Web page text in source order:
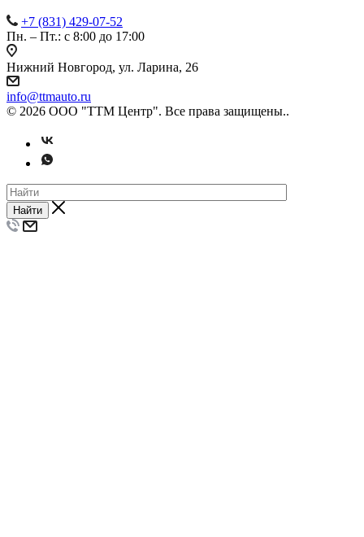
+7 (831) 429-07-52
Пн. – Пт.: с 8:00 до 17:00
Нижний Новгород, ул. Ларина, 26
info@ttmauto.ru
© 2026 ООО "ТТМ Центр". Все права защищены..
Найти